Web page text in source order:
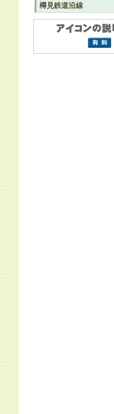
樽見鉄道沿線